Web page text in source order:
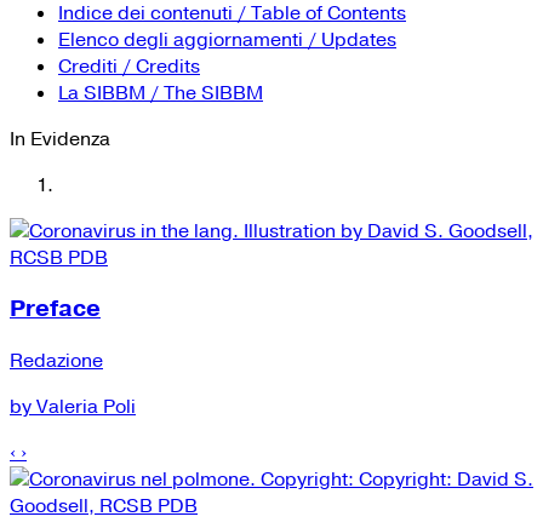
Tutti i siti Zanichelli per la scuola
Collezioni Università
Facebook
Twitter
Instagram
Instagram scuola
Mail
Indice dei contenuti / Table of Contents
Elenco degli aggiornamenti / Updates
Crediti / Credits
La SIBBM / The SIBBM
In Evidenza
Preface
Redazione
by Valeria Poli
‹ ›